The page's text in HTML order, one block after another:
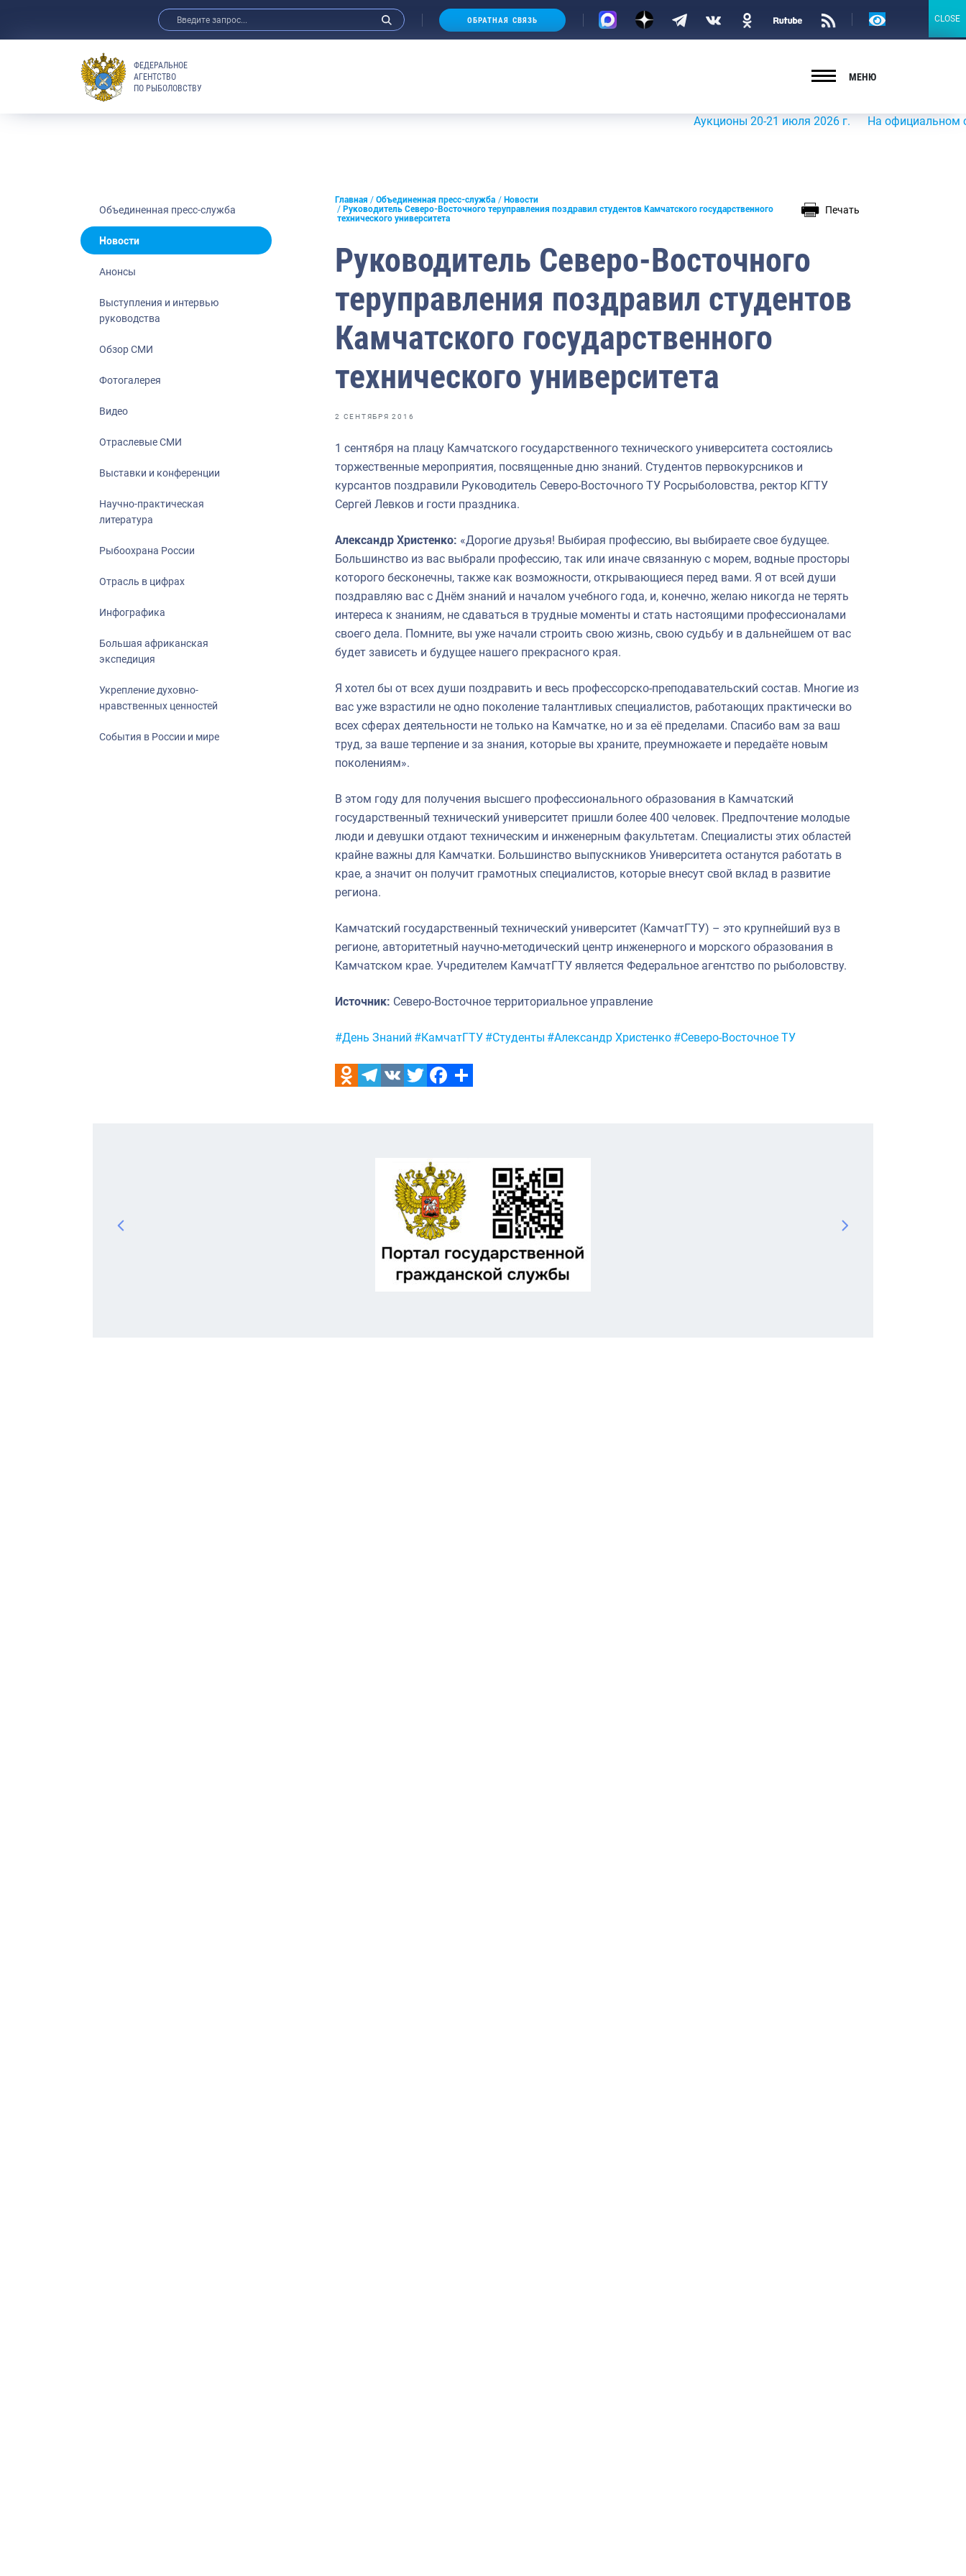
Анонсы
Отраслевые СМИ
Выставки и конференции
Научно-практическая литература
Отрасль в цифрах
Большая африканская экспедиция
ОБРАТНАЯ СВЯЗЬ
Версия
ФЕДЕРАЛЬНОЕ
АГЕНТСТВО
ПО РЫБОЛОВСТВУ
МЕНЮ
Аукционы 20-21 июля 2026 г. На официальном сайте
Объединенная пресс-служба
Новости
Анонсы
Выступления и интервью
руководства
Обзор СМИ
Фотогалерея
Видео
Отраслевые СМИ
Выставки и конференции
Научно-практическая
литература
Рыбоохрана России
Отрасль в цифрах
Инфографика
Большая африканская
экспедиция
Укрепление духовно-
нравственных ценностей
События в России и мире
Главная Объединенная пресс-служба
Новости
Руководитель Северо-Восточного теруправления поздравил студентов Камчатского государственного
технического университета
Печать
Руководитель Северо-Восточного
теруправления поздравил студентов
Камчатского государственного
технического университета
2 СЕНТЯБРЯ 2016
1 сентября на плацу Камчатского государственного технического университета состоялись
торжественные мероприятия, посвященные дню знаний. Студентов первокурсников и
курсантов поздравили Руководитель Северо-Восточного ТУ Росрыболовства, ректор КГТУ
Сергей Левков и гости праздника.
Александр Христенко: «Дорогие друзья! Выбирая профессию, вы выбираете свое будущее.
Большинство из вас выбрали профессию, так или иначе связанную с морем, водные просторы
которого бесконечны, также как возможности, открывающиеся перед вами. Я от всей души
поздравляю вас с Днём знаний и началом учебного года, и, конечно, желаю никогда не терять
интереса к знаниям, не сдаваться в трудные моменты и стать настоящими профессионалами
своего дела. Помните, вы уже начали строить свою жизнь, свою судьбу и в дальнейшем от вас
будет зависеть и будущее нашего прекрасного края.
Я хотел бы от всех души поздравить и весь профессорско-преподавательский состав. Многие из
вас уже взрастили не одно поколение талантливых специалистов, работающих практически во
всех сферах деятельности не только на Камчатке, но и за её пределами. Спасибо вам за ваш
труд, за ваше терпение и за знания, которые вы храните, преумножаете и передаёте новым
поколениям».
В этом году для получения высшего профессионального образования в Камчатский
государственный технический университет пришли более 400 человек. Предпочтение молодые
люди и девушки отдают техническим и инженерным факультетам. Специалисты этих областей
крайне важны для Камчатки. Большинство выпускников Университета останутся работать в
крае, а значит он получит грамотных специалистов, которые внесут свой вклад в развитие
региона.
Камчатский государственный технический университет (КамчатГТУ) – это крупнейший вуз в
регионе, авторитетный научно-методический центр инженерного и морского образования в
Камчатском крае. Учредителем КамчатГТУ является Федеральное агентство по рыболовству.
Источник: Северо-Восточное территориальное управление
Метки:
#День Знаний #КамчатГТУ #Студенты #Александр Христенко #Северо-Восточное ТУ
CLOSE
CLOSE